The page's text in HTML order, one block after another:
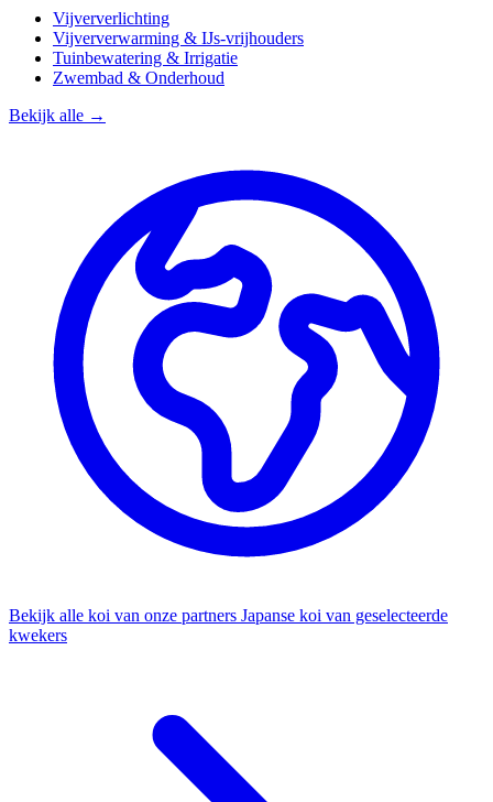
Vijververlichting
Vijververwarming & IJs-vrijhouders
Tuinbewatering & Irrigatie
Zwembad & Onderhoud
Bekijk alle →
Bekijk alle koi van onze partners Japanse koi van geselecteerde
kwekers